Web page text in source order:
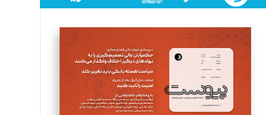
فائزه فتحی رستمی
تحریریه
سروش کرمیان
تحریریه